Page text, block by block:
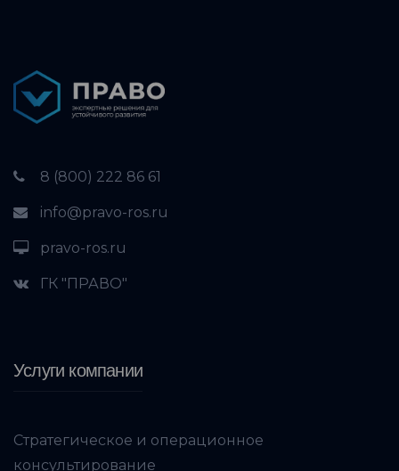
8 (800) 222 86 61
info@pravo-ros.ru
pravo-ros.ru
ГК "ПРАВО"
Услуги компании
Стратегическое и операционное
консультирование